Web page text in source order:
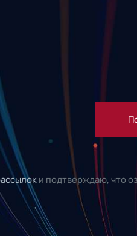
и подтверждаю, что